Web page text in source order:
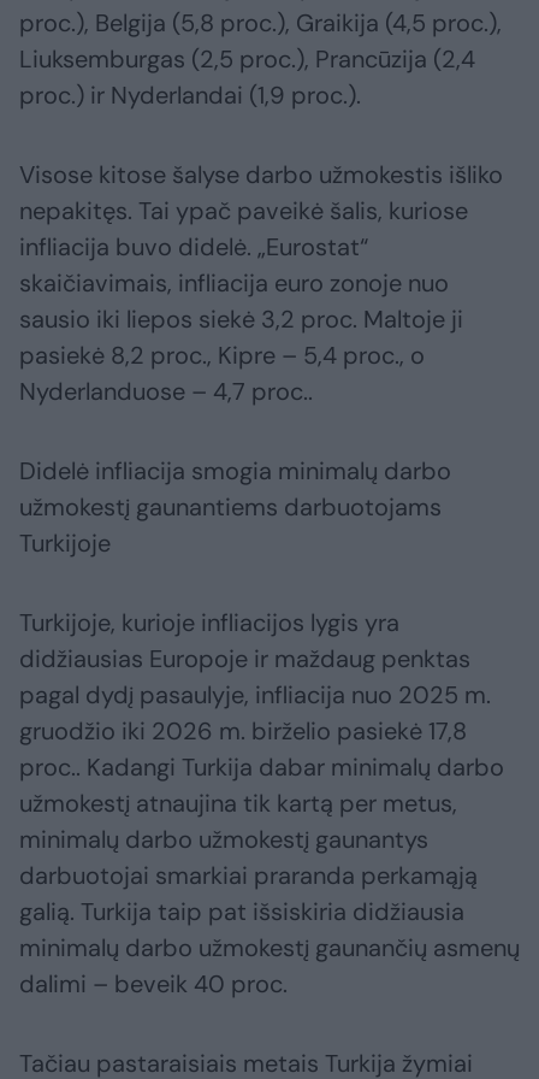
proc.), Belgija (5,8 proc.), Graikija (4,5 proc.),
Liuksemburgas (2,5 proc.), Prancūzija (2,4
proc.) ir Nyderlandai (1,9 proc.).
Visose kitose šalyse darbo užmokestis išliko
nepakitęs. Tai ypač paveikė šalis, kuriose
infliacija buvo didelė. „Eurostat“
skaičiavimais, infliacija euro zonoje nuo
sausio iki liepos siekė 3,2 proc. Maltoje ji
pasiekė 8,2 proc., Kipre – 5,4 proc., o
Nyderlanduose – 4,7 proc..
Didelė infliacija smogia minimalų darbo
užmokestį gaunantiems darbuotojams
Turkijoje
Turkijoje, kurioje infliacijos lygis yra
didžiausias Europoje ir maždaug penktas
pagal dydį pasaulyje, infliacija nuo 2025 m.
gruodžio iki 2026 m. birželio pasiekė 17,8
proc.. Kadangi Turkija dabar minimalų darbo
užmokestį atnaujina tik kartą per metus,
minimalų darbo užmokestį gaunantys
darbuotojai smarkiai praranda perkamąją
galią. Turkija taip pat išsiskiria didžiausia
minimalų darbo užmokestį gaunančių asmenų
dalimi – beveik 40 proc.
Tačiau pastaraisiais metais Turkija žymiai